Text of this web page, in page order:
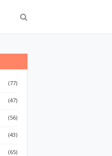
(77)
(47)
(56)
(43)
(65)